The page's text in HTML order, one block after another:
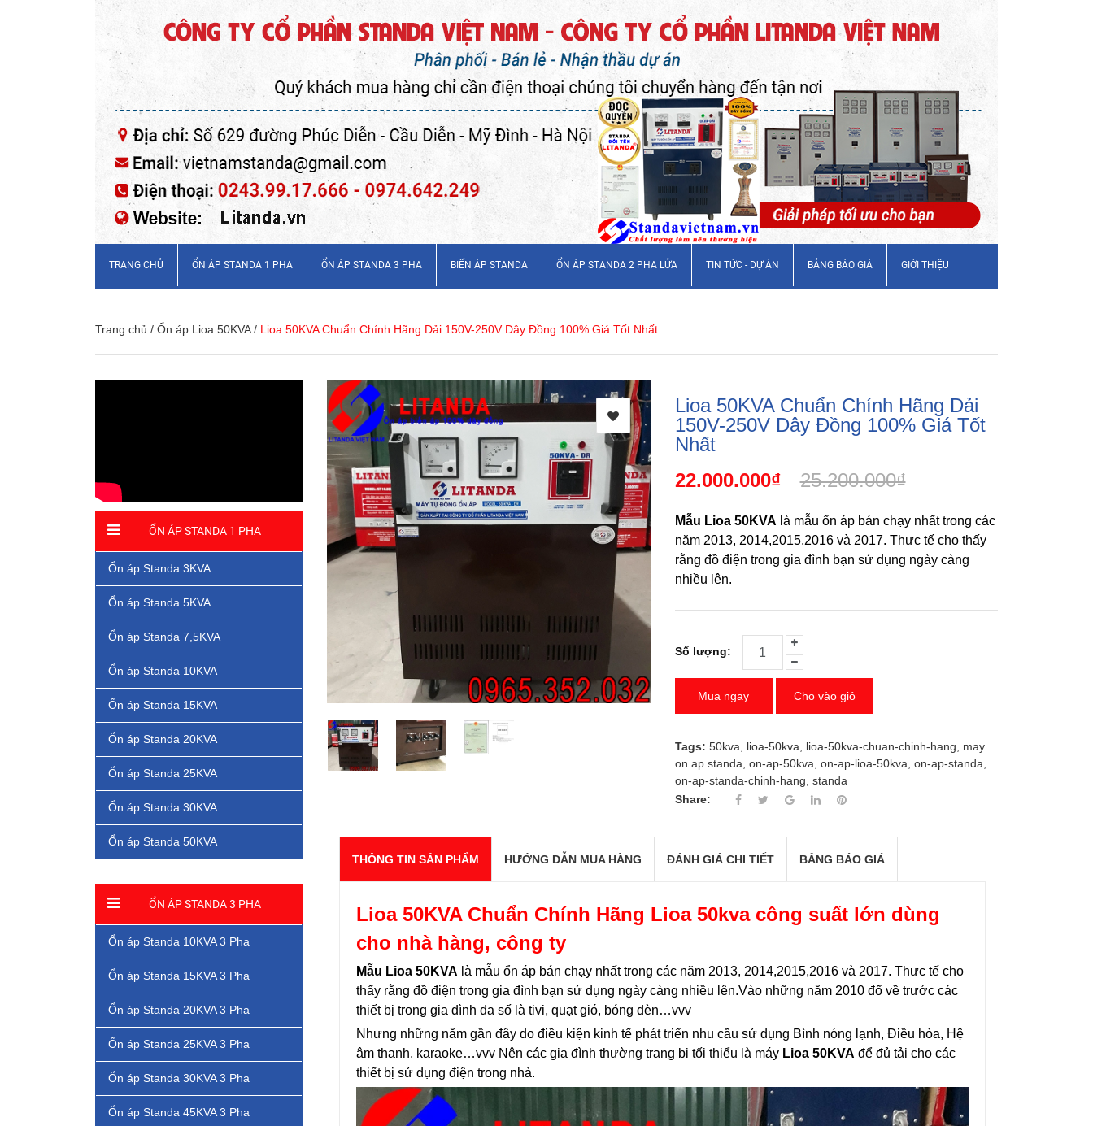
TRANG CHỦ ỔN ÁP STANDA 1 PHA ỔN ÁP STANDA 3 PHA BIẾN ÁP STANDA ỔN ÁP STANDA 2 PHA LỬA TIN TỨC - DỰ ÁN BẢNG BÁO GIÁ GIỚI THIỆU
Trang chủ / Ổn áp Lioa 50KVA / Lioa 50KVA Chuẩn Chính Hãng Dải 150V-250V Dây Đồng 100% Giá Tốt Nhất
Lioa 50KVA Chuẩn Chính Hãng Dải
150V-250V Dây Đồng 100% Giá Tốt
Nhất
22.000.000₫
25.200.000₫
Mẫu Lioa 50KVA là mẫu ổn áp bán chạy nhất trong các
năm 2013, 2014,2015,2016 và 2017. Thưc tế cho thấy
rằng đồ điện trong gia đình bạn sử dụng ngày càng
nhiều lên.
Số lượng:
Mua ngay Cho vào giỏ
Tags: 50kva lioa-50kva lioa-50kva-chuan-chinh-hang
may
on ap standa on-ap-50kva on-ap-lioa-50kva on-ap-standa
on-ap-standa-chinh-hang standa
Share:
THÔNG TIN SẢN PHẨM HƯỚNG DẪN MUA HÀNG ĐÁNH GIÁ CHI TIẾT BẢNG BÁO GIÁ
Lioa 50KVA Chuẩn Chính Hãng Lioa 50kva công suất lớn dùng
cho nhà hàng, công ty
Mẫu Lioa 50KVA là mẫu ổn áp bán chạy nhất trong các năm 2013, 2014,2015,2016 và 2017. Thưc tế cho
thấy rằng đồ điện trong gia đình bạn sử dụng ngày càng nhiều lên.Vào những năm 2010 đổ về trước các
thiết bị trong gia đình đa số là tivi, quạt gió, bóng đèn…vvv
Nhưng những năm gần đây do điều kiện kinh tế phát triển nhu cầu sử dụng Bình nóng lạnh, Điều hòa, Hệ
âm thanh, karaoke…vvv Nên các gia đình thường trang bị tối thiểu là máy Lioa 50KVA để đủ tải cho các
thiết bị sử dụng điện trong nhà.
ỔN ÁP STANDA 1 PHA
Ổn áp Standa 3KVA
Ổn áp Standa 5KVA
Ổn áp Standa 7,5KVA
Ổn áp Standa 10KVA
Ổn áp Standa 15KVA
Ổn áp Standa 20KVA
Ổn áp Standa 25KVA
Ổn áp Standa 30KVA
Ổn áp Standa 50KVA
ỔN ÁP STANDA 3 PHA
Ổn áp Standa 10KVA 3 Pha
Ổn áp Standa 15KVA 3 Pha
Ổn áp Standa 20KVA 3 Pha
Ổn áp Standa 25KVA 3 Pha
Ổn áp Standa 30KVA 3 Pha
Ổn áp Standa 45KVA 3 Pha